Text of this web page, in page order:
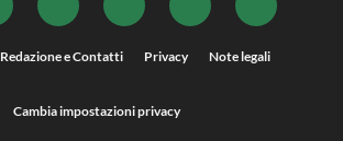
Redazione e Contatti Privacy Note legali
Cambia impostazioni privacy